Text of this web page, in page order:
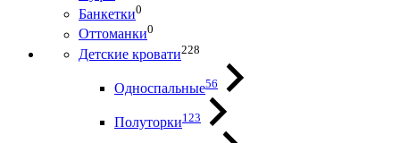
Банкетки0
Оттоманки0
Детские кровати228
Односпальные56
Полуторки123